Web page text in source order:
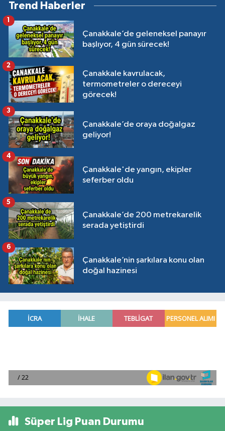
Trend Haberler
Çanakkale’de geleneksel panayır
başlıyor, 4 gün sürecek!
Çanakkale kavrulacak,
termometreler o dereceyi
görecek!
2
Çanakkale’de oraya doğalgaz
geliyor!
3
Çanakkale'de yangın, ekipler
seferber oldu
4
Çanakkale’de 200 metrekarelik
serada yetiştirdi
5
Çanakkale’nin şarkılara konu olan
doğal hazinesi
6
Süper Lig Puan Durumu